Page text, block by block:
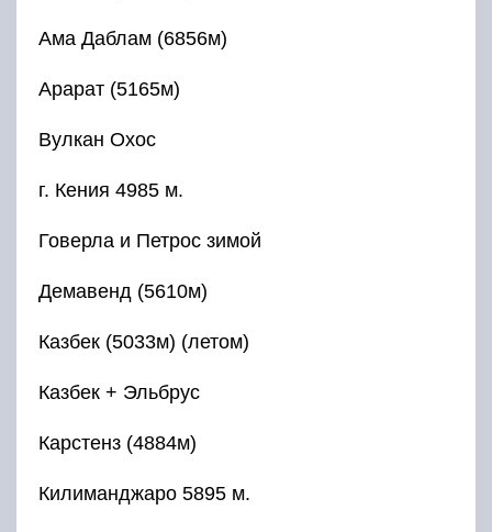
Ама Даблам (6856м)
Арарат (5165м)
Вулкан Охос
г. Кения 4985 м.
Говерла и Петрос зимой
Демавенд (5610м)
Казбек (5033м) (летом)
Казбек + Эльбрус
Карстенз (4884м)
Килиманджаро 5895 м.